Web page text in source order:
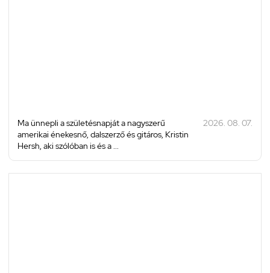
Ma ünnepli a születésnapját a nagyszerű
amerikai énekesnő, dalszerző és gitáros, Kristin
Hersh, aki szólóban is és a ...
2026. 08. 07.